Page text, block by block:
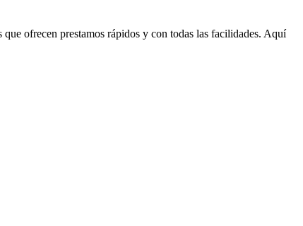
ofrecen prestamos rápidos y con todas las facilidades. Aquí